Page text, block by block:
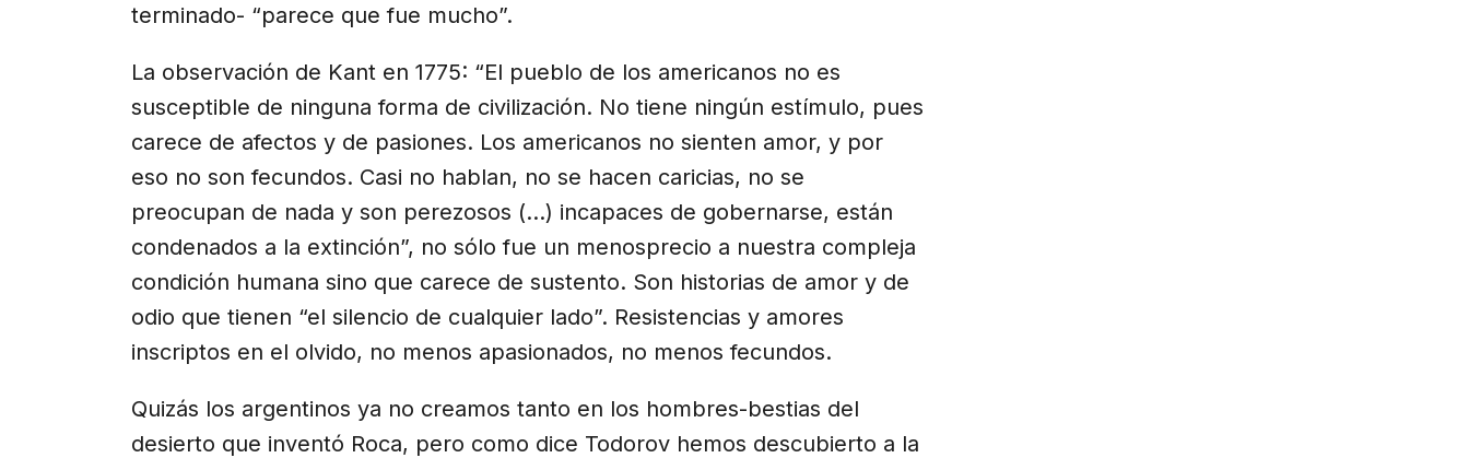
terminado- “parece que fue mucho”.
La observación de Kant en 1775: “El pueblo de los americanos no es
susceptible de ninguna forma de civilización. No tiene ningún estímulo, pues
carece de afectos y de pasiones. Los americanos no sienten amor, y por
eso no son fecundos. Casi no hablan, no se hacen caricias, no se
preocupan de nada y son perezosos (...) incapaces de gobernarse, están
condenados a la extinción”, no sólo fue un menosprecio a nuestra compleja
condición humana sino que carece de sustento. Son historias de amor y de
odio que tienen “el silencio de cualquier lado”. Resistencias y amores
inscriptos en el olvido, no menos apasionados, no menos fecundos.
Quizás los argentinos ya no creamos tanto en los hombres-bestias del
desierto que inventó Roca, pero como dice Todorov hemos descubierto a la